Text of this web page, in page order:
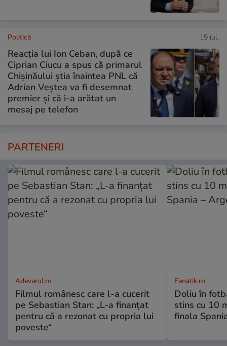
Politică 19 iul.
Reacția lui Ion Ceban, după ce
Ciprian Ciucu a spus că primarul
Chișinăului știa înaintea PNL că
Adrian Veștea va fi desemnat
premier și că i-a arătat un
mesaj pe telefon
PARTENERI
Adevarul.ro
Filmul românesc care l-a cucerit
pe Sebastian Stan: „L-a finanțat
pentru că a rezonat cu propria lui
poveste“
Fanatik.ro
Doliu în
stins cu 10
finala